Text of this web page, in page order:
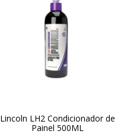
Lincoln LH2 Condicionador de
Painel 500ML